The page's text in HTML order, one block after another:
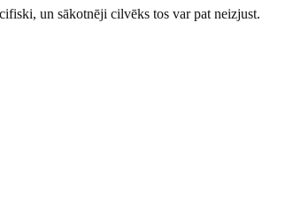
un sākotnēji cilvēks tos var pat neizjust.